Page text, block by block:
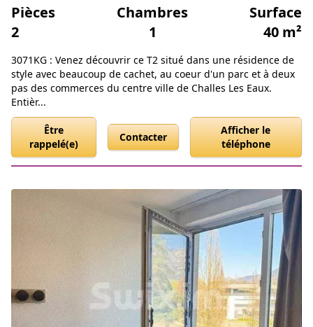
Pièces
2
Chambres
1
Surface
40 m²
3071KG : Venez découvrir ce T2 situé dans une résidence de
style avec beaucoup de cachet, au coeur d'un parc et à deux
pas des commerces du centre ville de Challes Les Eaux.
Entièr...
Être
rappelé(e)
Contacter
Afficher le
téléphone